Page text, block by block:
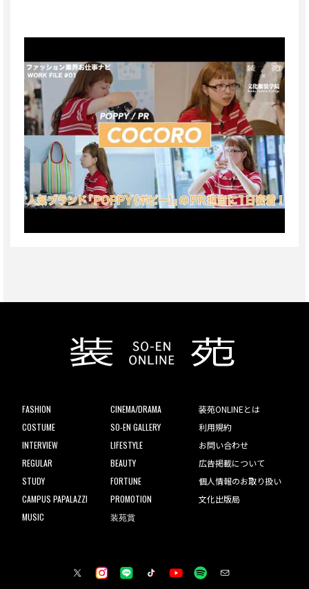
FASHION
COSTUME
INTERVIEW
REGULAR
STUDY
CAMPUS PAPALAZZI
MUSIC
CINEMA/DRAMA
SO-EN GALLERY
LIFESTYLE
BEAUTY
FORTUNE
PROMOTION
装苑賞
装苑ONLINEとは
利用規約
お問い合わせ
広告掲載について
個人情報のお取り扱い
文化出版局